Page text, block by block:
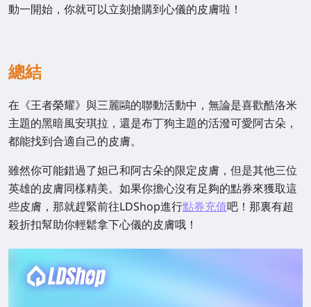
動一開始，你就可以立刻搶購到心儀的皮膚啦！
總結
在《王者榮耀》與三麗鷗的聯動活動中，無論是喜歡酷洛米
主題的黑暗風安琪拉，還是布丁狗主題的活潑可愛阿古朵，
都能找到合適自己的皮膚。
雖然你可能錯過了妲己和阿古朵的限定皮膚，但是其他三位
英雄的皮膚同樣精美。如果你擔心沒有足夠的點券來獲取這
些皮膚，那就趕緊前往LDShop進行點券充值吧！那裏有超
殺折扣幫助你輕鬆拿下心儀的皮膚哦！